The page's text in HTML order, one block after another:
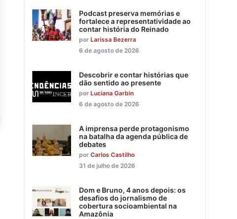
Podcast preserva memórias e
fortalece a representatividade ao
contar história do Reinado
por Larissa Bezerra
6 de agosto de 2026
Descobrir e contar histórias que
dão sentido ao presente
por Luciana Garbin
6 de agosto de 2026
A imprensa perde protagonismo
na batalha da agenda pública de
debates
por Carlos Castilho
31 de julho de 2026
Dom e Bruno, 4 anos depois: os
desafios do jornalismo de
cobertura socioambiental na
Amazônia